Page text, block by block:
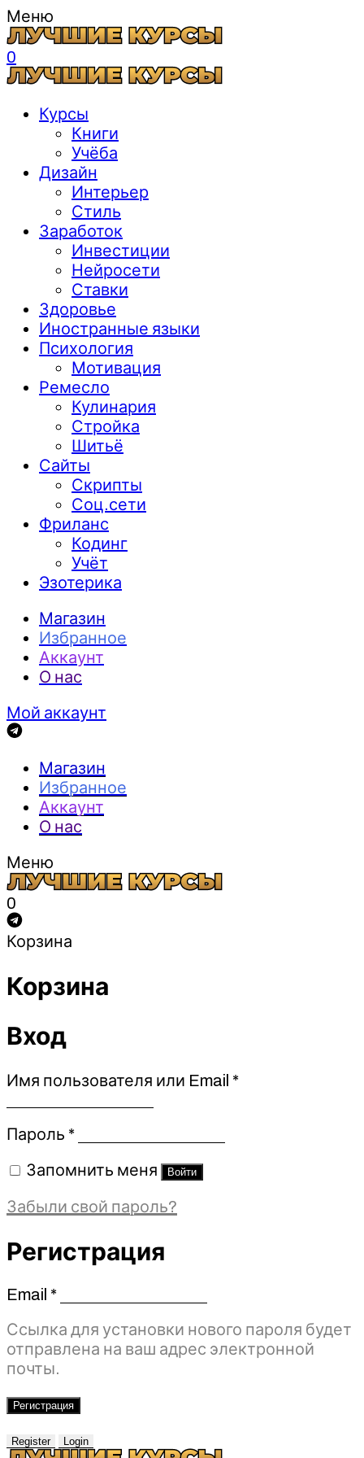
Меню
0
Курсы
Книги
Учёба
Дизайн
Интерьер
Стиль
Заработок
Инвестиции
Нейросети
Ставки
Здоровье
Иностранные языки
Психология
Мотивация
Ремесло
Кулинария
Стройка
Шитьё
Сайты
Скрипты
Соц.сети
Фриланс
Кодинг
Учёт
Эзотерика
Магазин
Избранное
Аккаунт
О нас
Мой аккаунт
Магазин
Избранное
Аккаунт
О нас
Меню
0
Корзина
Корзина
Вход
Имя пользователя или Email *Обязательно
Пароль *Обязательно
Запомнить меня Войти
Забыли свой пароль?
Регистрация
Email *Обязательно
Ссылка для установки нового пароля будет
отправлена ​​на ваш адрес электронной
почты.
Регистрация
Register Login